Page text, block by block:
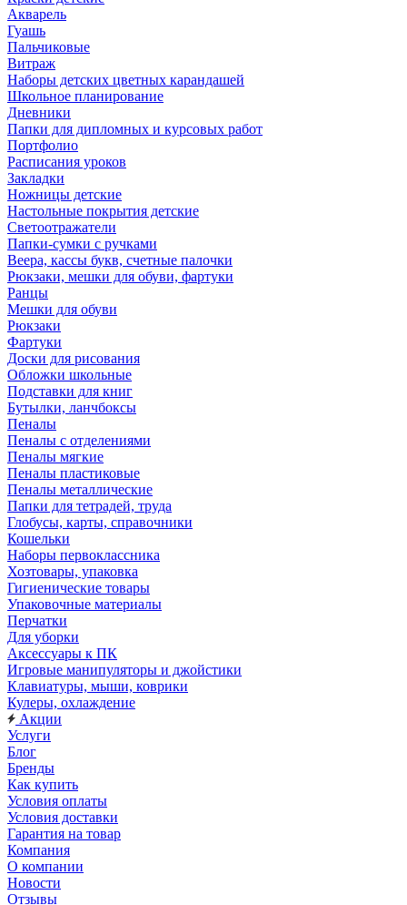
Акварель
Гуашь
Пальчиковые
Витраж
Наборы детских цветных карандашей
Школьное планирование
Дневники
Папки для дипломных и курсовых работ
Портфолио
Расписания уроков
Закладки
Ножницы детские
Настольные покрытия детские
Светоотражатели
Папки-сумки с ручками
Веера, кассы букв, счетные палочки
Рюкзаки, мешки для обуви, фартуки
Ранцы
Мешки для обуви
Рюкзаки
Фартуки
Доски для рисования
Обложки школьные
Подставки для книг
Бутылки, ланчбоксы
Пеналы
Пеналы с отделениями
Пеналы мягкие
Пеналы пластиковые
Пеналы металлические
Папки для тетрадей, труда
Глобусы, карты, справочники
Кошельки
Наборы первоклассника
Хозтовары, упаковка
Гигиенические товары
Упаковочные материалы
Перчатки
Для уборки
Аксессуары к ПК
Игровые манипуляторы и джойстики
Клавиатуры, мыши, коврики
Кулеры, охлаждение
Акции
Услуги
Блог
Бренды
Как купить
Условия оплаты
Условия доставки
Гарантия на товар
Компания
О компании
Новости
Отзывы